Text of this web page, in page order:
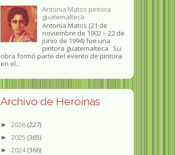
Antonia Matos pintora
guatemalteca
Antonia Matos (21 de
noviembre de 1902 – 22 de
junio de 1994) fue una
pintora guatemalteca . Su
obra formó parte del evento de pintura
en el...
Archivo de Heroinas
► 2026 (227)
► 2025 (365)
► 2024(366)